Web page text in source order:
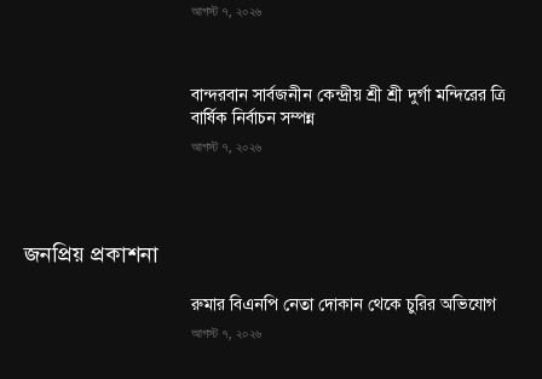
আগস্ট ৭, ২০২৬
বান্দরবান সার্বজনীন কেন্দ্রীয় শ্রী শ্রী দুর্গা মন্দিরের ত্রি
বার্ষিক নির্বাচন সম্পন্ন
আগস্ট ৭, ২০২৬
জনপ্রিয় প্রকাশনা
রুমার বিএনপি নেতা দোকান থেকে চুরির অভিযোগ
আগস্ট ৭, ২০২৬